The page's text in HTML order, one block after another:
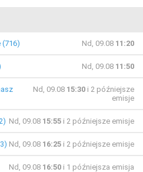
(716) Nd, 09.08 11:20
Nd, 09.08 11:50
Nd, 09.08 15:30 i 2 późniejsze
emisje
Nd, 09.08 15:55 i 2 późniejsze emisje
Nd, 09.08 16:25 i 2 późniejsze emisje
Nd, 09.08 16:50 i 1 późniejsza emisja